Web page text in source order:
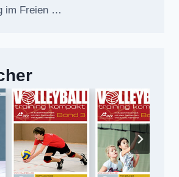
im Freien …